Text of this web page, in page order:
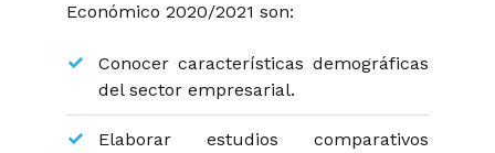
Económico 2020/2021 son:
Conocer características demográficas
del sector empresarial.
Elaborar estudios comparativos